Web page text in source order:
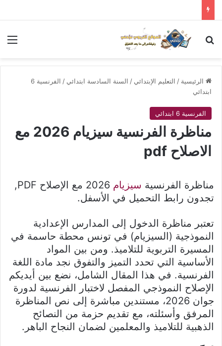
بحث عن
الرئيسية / التعليم الإبتدائي / السنة السادسة ابتدائي /
الفرنسية 6
ابتدائي
الفرنسية 6 ابتدائي
مناظرة الفرنسية سيزيام 2026 مع
الاصلاح pdf
مناظرة الفرنسية سيزيام
2026 مع الإصلاح PDF,
تجدون رابط التحميل في الأسفل.
تعتبر مناظرة الدخول إلى المدارس الإعدادية
النموذجية (السيزيام) في تونس محطة حاسمة في
المسيرة التربوية للتلاميذ. ومن بين المواد
الأساسية التي تحدد التميز والتفوق نجد مادة اللغة
الفرنسية. في هذا المقال الشامل، نضع بين أيديكم
الإصلاح النموذجي المفصل لاختبار الفرنسية لدورة
جوان 2026، مستندين مباشرة إلى نص المناظرة
المرفق وأسئلته، مع تقديم حزمة من النصائح
الذهبية للتلاميذ والمعلمين لضمان النجاح الباهر .